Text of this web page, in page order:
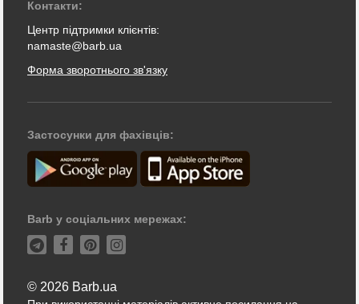
Контакти:
Центр підтримки клієнтів:
namaste@barb.ua
Форма зворотнього зв'язку
Застосунки для фахівців:
Barb у соціальних мережах:
© 2026 Barb.ua